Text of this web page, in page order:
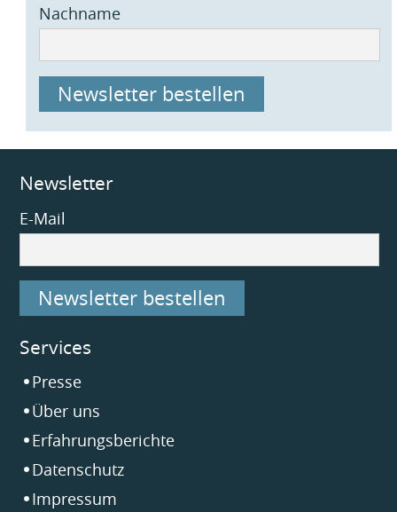
Nachname
Newsletter bestellen
Newsletter
E-Mail
Newsletter bestellen
Services
Navigation
überspringen
Presse
Über uns
Erfahrungsberichte
Datenschutz
Impressum